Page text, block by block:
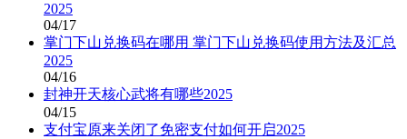
2025
04/17
掌门下山兑换码在哪用 掌门下山兑换码使用方法及汇总
2025
04/16
封神开天核心武将有哪些2025
04/15
支付宝原来关闭了免密支付如何开启2025